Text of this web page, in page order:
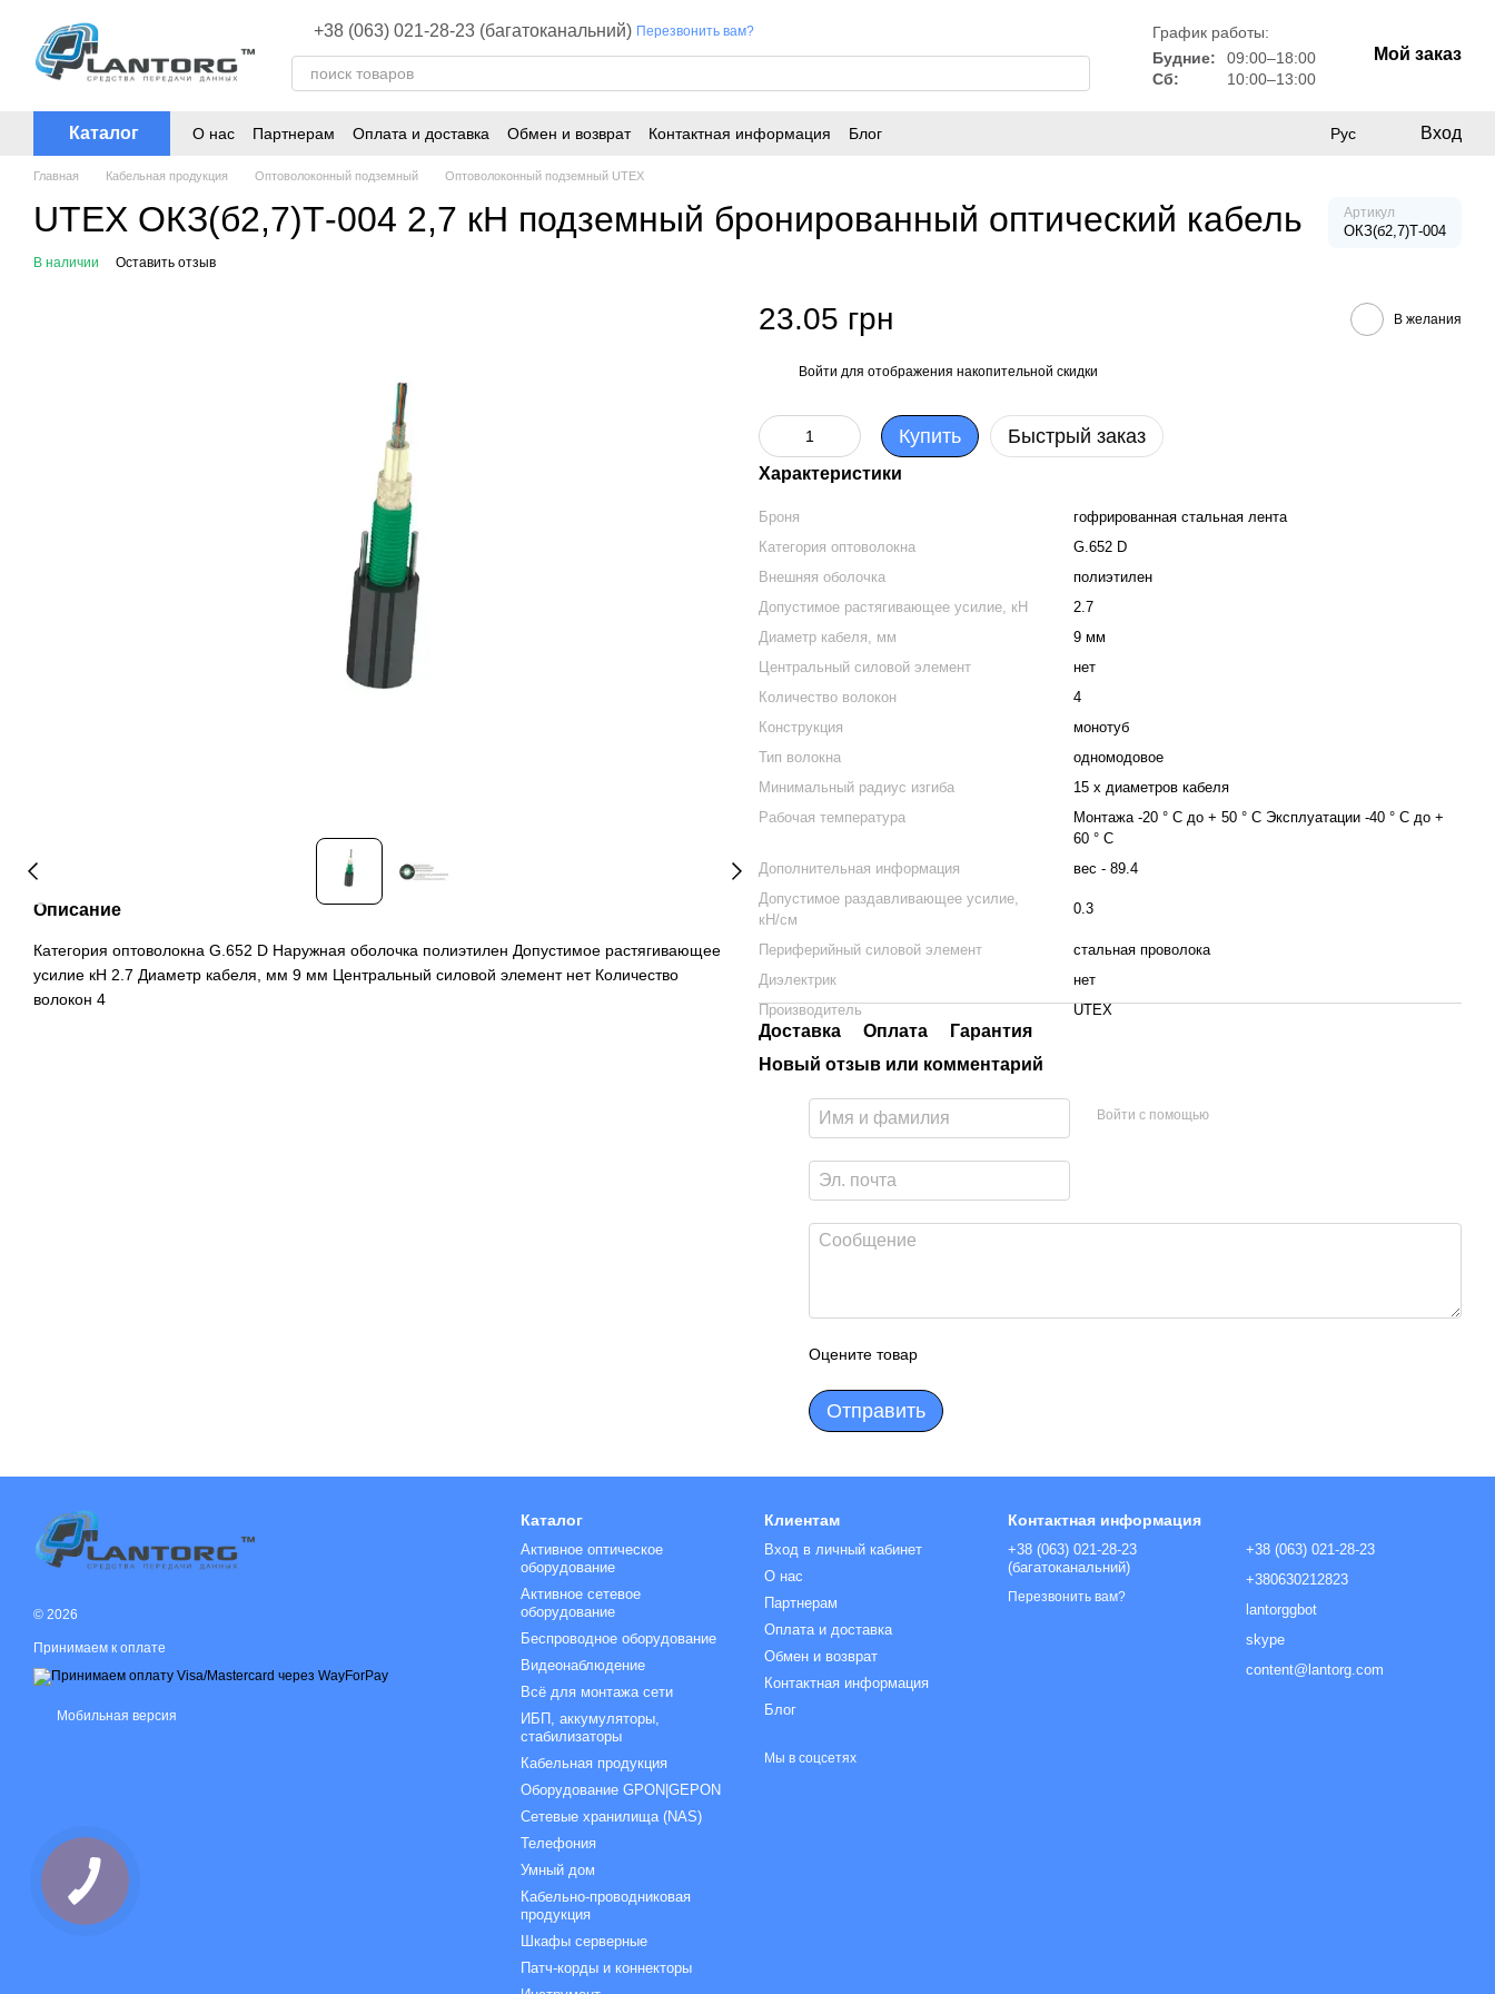
+38 (063) 021-28-23 (багатоканальний) Перезвонить вам?
График работы:
Будние:
09:00–18:00
Сб:
10:00–13:00
Мой заказ
Каталог О нас Партнерам Оплата и доставка Обмен и возврат Контактная информация Блог Рус Вход
Главная Кабельная продукция Оптоволоконный подземный Оптоволоконный подземный UTEX
UTEX ОКЗ(б2,7)Т-004 2,7 кН подземный бронированный оптический кабель Артикул
ОКЗ(б2,7)Т-004
В наличии Оставить отзыв
Описание
Категория оптоволокна G.652 D Наружная оболочка полиэтилен Допустимое растягивающее
усилие кН 2.7 Диаметр кабеля, мм 9 мм Центральный силовой элемент нет Количество
волокон 4
23.05 грн В желания
Войти для отображения накопительной скидки
Купить Быстрый заказ
Характеристики
Броня
гофрированная стальная лента
Категория оптоволокна
G.652 D
Внешняя оболочка
полиэтилен
Допустимое растягивающее усилие, кН
2.7
Диаметр кабеля, мм
9 мм
Центральный силовой элемент
нет
Количество волокон
4
Конструкция
монотуб
Тип волокна
одномодовое
Минимальный радиус изгиба
15 х диаметров кабеля
Рабочая температура
Монтажа -20 ° C до + 50 ° C Эксплуатации -40 ° C до +
60 ° C
Дополнительная информация
вес - 89.4
Допустимое раздавливающее усилие,
кН/см
0.3
Периферийный силовой элемент
стальная проволока
Диэлектрик
нет
Производитель
UTEX
Доставка Оплата
Гарантия
Новый отзыв или комментарий
Войти с помощью
Оцените товар
Отправить
© 2026
Принимаем к оплате
Мобильная версия
Каталог
Активное оптическое
оборудование
Активное сетевое
оборудование
Беспроводное оборудование
Видеонаблюдение
Всё для монтажа сети
ИБП, аккумуляторы,
стабилизаторы
Кабельная продукция
Оборудование GPON|GEPON
Сетевые хранилища (NAS)
Телефония
Умный дом
Кабельно-проводниковая
продукция
Шкафы серверные
Патч-корды и коннекторы
Клиентам
Вход в личный кабинет
О нас
Партнерам
Оплата и доставка
Обмен и возврат
Контактная информация
Блог
Мы в соцсетях
Контактная информация
+38 (063) 021-28-23
(багатоканальний)
Перезвонить вам?
+38 (063) 021-28-23
+380630212823
lantorggbot
skype
content@lantorg.com